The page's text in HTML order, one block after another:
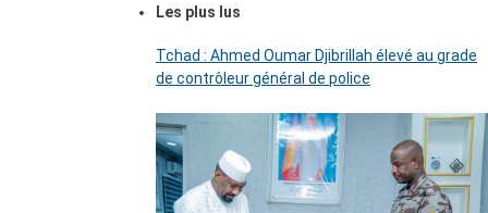
Les plus lus
Tchad : Ahmed Oumar Djibrillah élevé au grade
de contrôleur général de police